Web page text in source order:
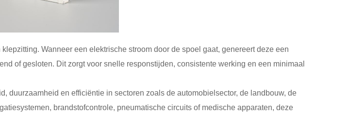
Wanneer een elektrische stroom door de spoel gaat, genereert deze een
of gesloten. Dit zorgt voor snelle responstijden, consistente werking en een minimaal
duurzaamheid en efficiëntie in sectoren zoals de automobielsector, de landbouw, de
brandstofcontrole, pneumatische circuits of medische apparaten, deze